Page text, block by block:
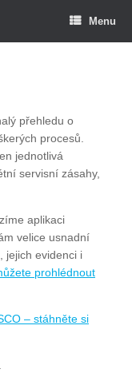
Menu
přehledu o
procesů.
jednotlivá
servisní zásahy,
aplikaci
velice usnadní
jejich evidenci i
prohlédnout
– stáhněte si